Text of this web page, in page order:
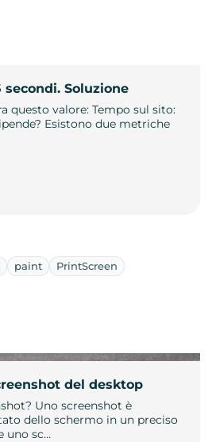
secondi. Soluzione
questo valore: Tempo sul sito:
Esistono due metriche
paint PrintScreen
del desktop
Uno screenshot è
dello schermo in un preciso
uno sc…